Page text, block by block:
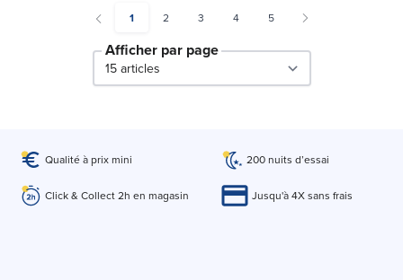
You're currently reading page
1 Page
2 Page
3 Page
4 Page
5
Afficher par page
Qualité à prix mini 200 nuits d’essai
Click & Collect 2h en magasin Jusqu'à 4X sans frais